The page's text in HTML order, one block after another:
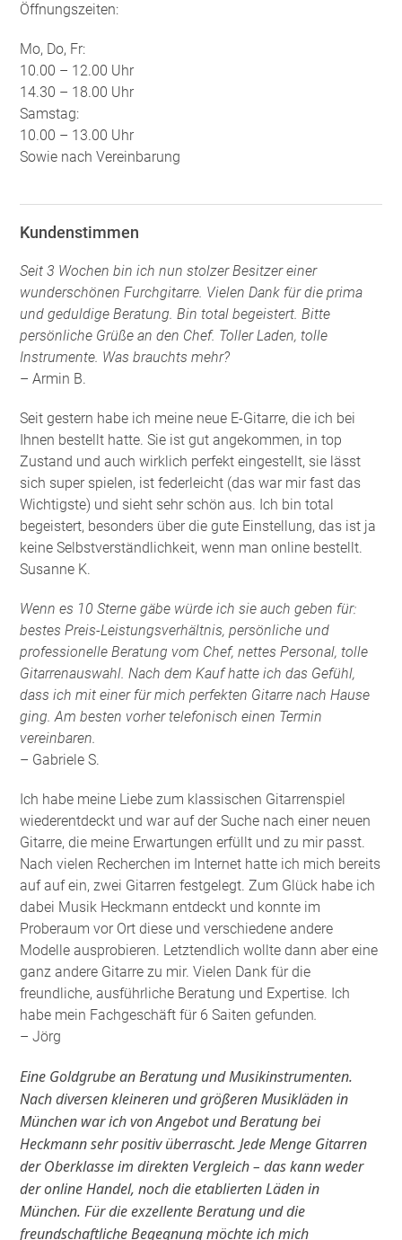
Öffnungszeiten:
Mo, Do, Fr:
10.00 – 12.00 Uhr
14.30 – 18.00 Uhr
Samstag:
10.00 – 13.00 Uhr
Sowie nach Vereinbarung
Kundenstimmen
Seit 3 Wochen bin ich nun stolzer Besitzer einer
wunderschönen Furchgitarre. Vielen Dank für die prima
und geduldige Beratung. Bin total begeistert. Bitte
persönliche Grüße an den Chef. Toller Laden, tolle
Instrumente. Was brauchts mehr?
– Armin B.
Seit gestern habe ich meine neue E-Gitarre, die ich bei
Ihnen bestellt hatte. Sie ist gut angekommen, in top
Zustand und auch wirklich perfekt eingestellt, sie lässt
sich super spielen, ist federleicht (das war mir fast das
Wichtigste) und sieht sehr schön aus. Ich bin total
begeistert, besonders über die gute Einstellung, das ist ja
keine Selbstverständlichkeit, wenn man online bestellt.
Susanne K.
Wenn es 10 Sterne gäbe würde ich sie auch geben für:
bestes Preis-Leistungsverhältnis, persönliche und
professionelle Beratung vom Chef, nettes Personal, tolle
Gitarrenauswahl. Nach dem Kauf hatte ich das Gefühl,
dass ich mit einer für mich perfekten Gitarre nach Hause
ging. Am besten vorher telefonisch einen Termin
vereinbaren.
– Gabriele S.
Ich habe meine Liebe zum klassischen Gitarrenspiel
wiederentdeckt und war auf der Suche nach einer neuen
Gitarre, die meine Erwartungen erfüllt und zu mir passt.
Nach vielen Recherchen im Internet hatte ich mich bereits
auf auf ein, zwei Gitarren festgelegt. Zum Glück habe ich
dabei Musik Heckmann entdeckt und konnte im
Proberaum vor Ort diese und verschiedene andere
Modelle ausprobieren. Letztendlich wollte dann aber eine
ganz andere Gitarre zu mir. Vielen Dank für die
freundliche, ausführliche Beratung und Expertise. Ich
habe mein Fachgeschäft für 6 Saiten gefunden.
– Jörg
Eine Goldgrube an Beratung und Musikinstrumenten.
Nach diversen kleineren und größeren Musikläden in
München war ich von Angebot und Beratung bei
Heckmann sehr positiv überrascht. Jede Menge Gitarren
der Oberklasse im direkten Vergleich – das kann weder
der online Handel, noch die etablierten Läden in
München. Für die exzellente Beratung und die
freundschaftliche Begegnung möchte ich mich